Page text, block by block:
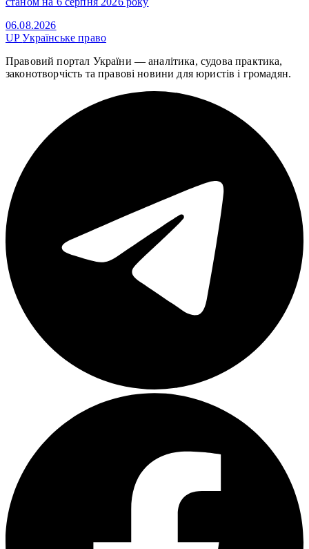
06.08.2026
UPУкраїнське право
Правовий портал України — аналітика, судова практика,
законотворчість та правові новини для юристів і громадян.